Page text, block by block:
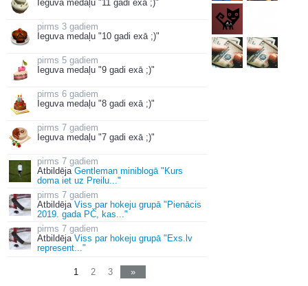
Ieguva medaļu "11 gadi exā ;)"
3 gadiem
Ieguva medaļu "10 gadi exā ;)"
5 gadiem
Ieguva medaļu "9 gadi exā ;)"
6 gadiem
Ieguva medaļu "8 gadi exā ;)"
7 gadiem
Ieguva medaļu "7 gadi exā ;)"
7 gadiem
Atbildēja Gentleman miniblogā "Kurs
doma iet uz Preilu..."
7 gadiem
Atbildēja Viss par hokeju grupā "Pienācis
2019. gada PČ, kas..."
7 gadiem
Atbildēja Viss par hokeju grupā "Exs.lv
represent..."
1 2 3 »